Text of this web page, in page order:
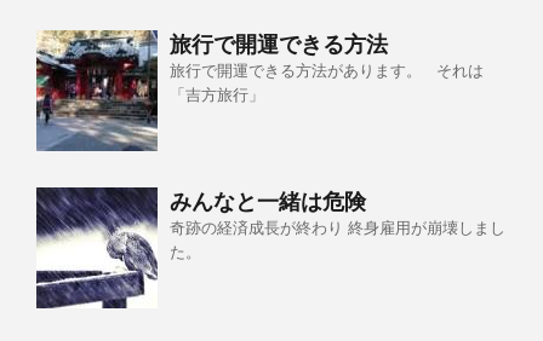
旅行で開運できる方法
旅行で開運できる方法があります。 それは
「吉方旅行」
みんなと一緒は危険
奇跡の経済成長が終わり 終身雇用が崩壊しまし
た。